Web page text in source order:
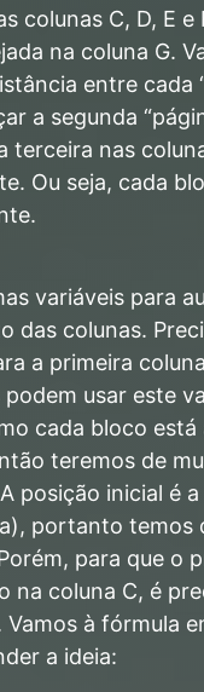
colunas C, D, E e
na coluna G.
entre cada
a segunda
terceira nas
Ou seja, cada
variáveis para
das colunas.
a primeira
usar este
cada bloco está
teremos de
posição inicial é
portanto temos
para que o
na coluna C, é
à fórmula
a ideia: